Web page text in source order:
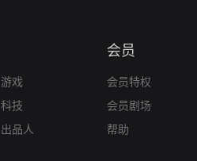
游戏
科技
出品人
会员
会员特权
会员剧场
帮助